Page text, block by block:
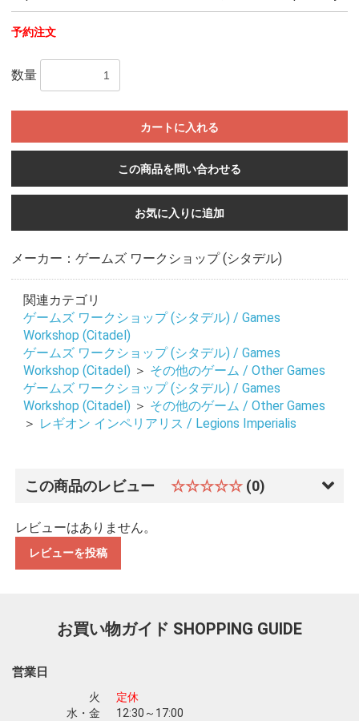
予約注文
数量
カートに入れる
この商品を問い合わせる
お買い物を続ける
お気に入りに追加
メーカー：ゲームズ ワークショップ (シタデル)
関連カテゴリ
ゲームズ ワークショップ (シタデル) / Games
Workshop (Citadel)
ゲームズ ワークショップ (シタデル) / Games
Workshop (Citadel) ＞ その他のゲーム / Other Games
ゲームズ ワークショップ (シタデル) / Games
Workshop (Citadel) ＞ その他のゲーム / Other Games
＞ レギオン インペリアリス / Legions Imperialis
この商品のレビュー ☆☆☆☆☆ (0)
レビューはありません。
レビューを投稿
お買い物ガイド SHOPPING GUIDE
営業日
火
定休
水・金
12:30～17:00